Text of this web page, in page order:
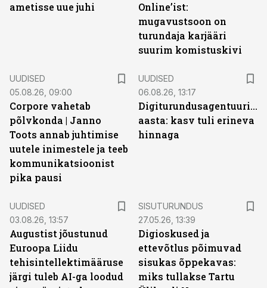
ametisse uue juhi
Online’ist:
mugavustsoon on
turundaja karjääri
suurim komistuskivi
UUDISED
05.08.26, 09:00
Corpore vahetab
põlvkonda | Janno
Toots annab juhtimise
uutele inimestele ja teeb
kommunikatsioonist
pika pausi
UUDISED
06.08.26, 13:17
Digiturundusagentuuride
aasta: kasv tuli erineva
hinnaga
UUDISED
03.08.26, 13:57
Augustist jõustunud
Euroopa Liidu
tehisintellektimääruse
järgi tuleb AI-ga loodud
SISUTURUNDUS
27.05.26, 13:39
Digioskused ja
ettevõtlus põimuvad
sisukas õppekavas:
miks tullakse Tartu